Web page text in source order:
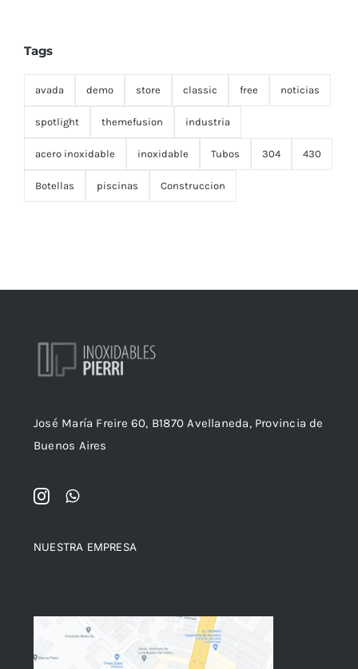
Tags
avada demo store classic free noticias
spotlight themefusion industria
acero inoxidable inoxidable Tubos 304 430
Botellas piscinas Construccion
José María Freire 60, B1870 Avellaneda, Provincia de
Buenos Aires
NUESTRA EMPRESA